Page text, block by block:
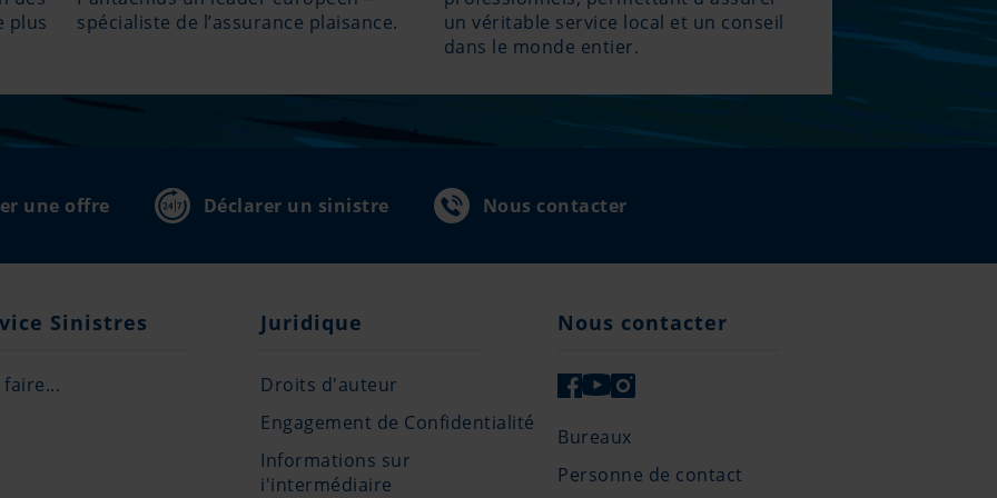
plus
spécialiste de l’assurance plaisance.
un véritable service local et un conseil
dans le monde entier.
une offre Déclarer un sinistre Nous contacter
Sinistres
faire...
Juridique
Droits d'auteur
Engagement de Confidentialité
Informations sur
i'intermédiaire
Nous contacter
Bureaux
Personne de contact